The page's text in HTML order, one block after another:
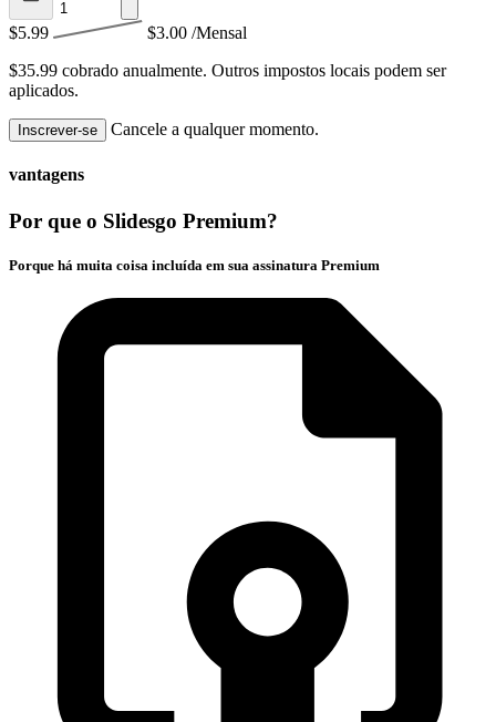
$5.99 $3.00 /Mensal
$35.99 cobrado anualmente. Outros impostos locais podem ser
aplicados.
Inscrever-se Cancele a qualquer momento.
vantagens
Por que o Slidesgo Premium?
Porque há muita coisa incluída em sua assinatura Premium